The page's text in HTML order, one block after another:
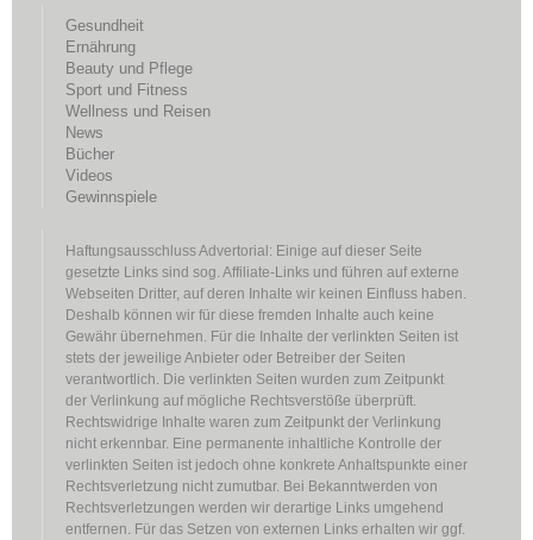
Gesundheit
Ernährung
Beauty und Pflege
Sport und Fitness
Wellness und Reisen
News
Bücher
Videos
Gewinnspiele
Haftungsausschluss Advertorial: Einige auf dieser Seite
gesetzte Links sind sog. Affiliate-Links und führen auf externe
Webseiten Dritter, auf deren Inhalte wir keinen Einfluss haben.
Deshalb können wir für diese fremden Inhalte auch keine
Gewähr übernehmen. Für die Inhalte der verlinkten Seiten ist
stets der jeweilige Anbieter oder Betreiber der Seiten
verantwortlich. Die verlinkten Seiten wurden zum Zeitpunkt
der Verlinkung auf mögliche Rechtsverstöße überprüft.
Rechtswidrige Inhalte waren zum Zeitpunkt der Verlinkung
nicht erkennbar. Eine permanente inhaltliche Kontrolle der
verlinkten Seiten ist jedoch ohne konkrete Anhaltspunkte einer
Rechtsverletzung nicht zumutbar. Bei Bekanntwerden von
Rechtsverletzungen werden wir derartige Links umgehend
entfernen. Für das Setzen von externen Links erhalten wir ggf.